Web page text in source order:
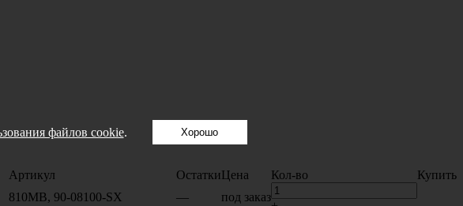
Артикул ОстаткиЦена Кол-во
Купить
810MB, 90-08100-SX — под заказ
файлов cookie. Хорошо